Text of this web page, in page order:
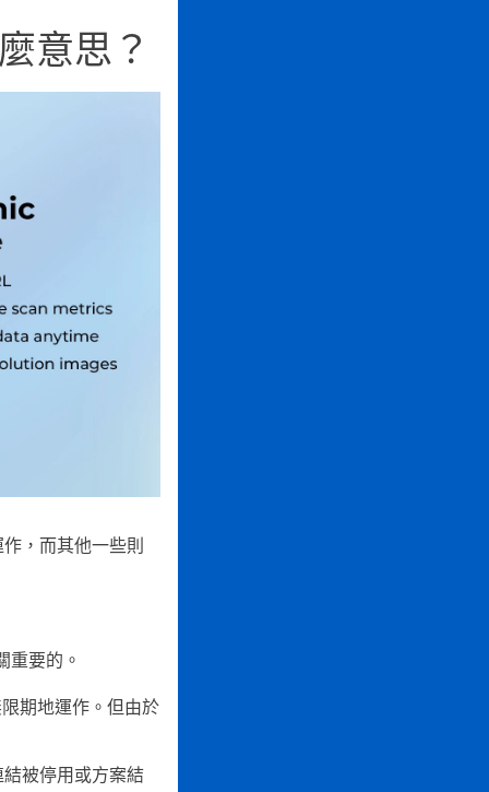
意思？
，而其他一些則
重要的。
期地運作。但由於
被停用或方案結